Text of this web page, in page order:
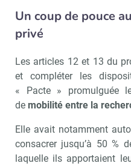
Un coup de pouce
privé
Les articles 12 et 13 du
et compléter les
« Pacte » promulguée
de mobilité entre la
Elle avait notamment
consacrer jusqu’à 50 %
laquelle ils apportaient